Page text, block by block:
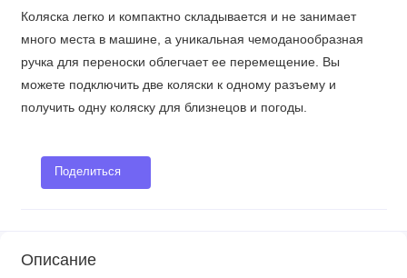
Коляска легко и компактно складывается и не занимает
много места в машине, а уникальная чемоданообразная
ручка для переноски облегчает ее перемещение. Вы
можете подключить две коляски к одному разъему и
получить одну коляску для близнецов и погоды.
Поделиться
Описание